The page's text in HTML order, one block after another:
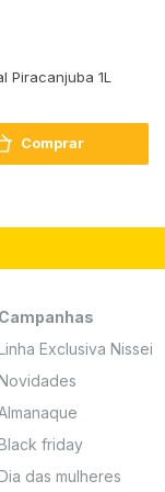
Piracanjuba 1L
Comprar
Exclusiva Nissei
friday
das mulheres